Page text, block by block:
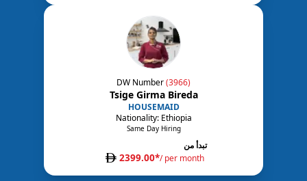
DW Number(3966)
Tsige Girma Bireda
HOUSEMAID
Nationality: Ethiopia
Same Day Hiring
تبدأ من
2399.00*/ per month